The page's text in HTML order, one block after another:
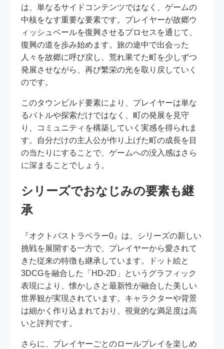
は、単なるサイドコンテンツではなく、ゲームの
中核をなす重要な要素です。プレイヤーが故郷ウ
ィッシュベールを復興させるプロセスを通じて、
復興の道を歩み始めます。旅の途中で出会った
人々を故郷に呼び戻し、荒れ果てた町を少しずつ
発展させながら、再び繁栄の光を取り戻していく
のです。
このタウンビルド要素により、プレイヤーは単な
るバトルや探索だけではなく、町の発展を見守
り、コミュニティを構築していく実感を得られま
す。自分だけの主人公が作り上げた町の成長を目
の当たりにすることで、ゲームへの没入感はさら
に深まることでしょう。
シリーズでおなじみの要素も継
承
『オクトパストラベラー0』は、シリーズの新しい
挑戦を展開する一方で、プレイヤーから愛されて
きた従来の特徴も継承しています。ドット絵と
3DCGを融合した「HD-2D」というグラフィック
表現により、懐かしさと最新性が融合した美しい
世界観が実現されています。キャラクターや背景
は細かく作り込まれており、視覚的な満足度は高
いと評判です。
さらに、プレイヤーごとのロールプレイを楽しめ